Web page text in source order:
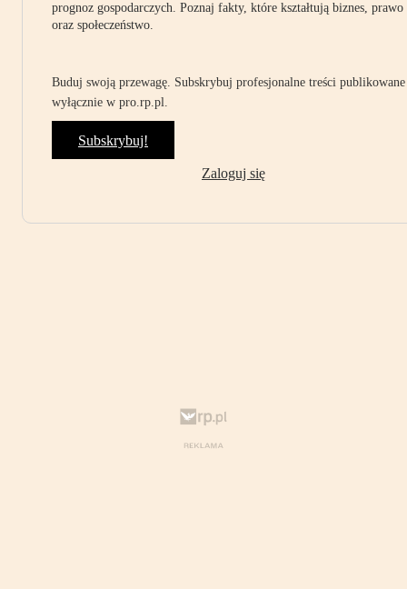
prognoz gospodarczych. Poznaj fakty, które kształtują biznes, prawo
oraz społeczeństwo.
Buduj swoją przewagę. Subskrybuj profesjonalne treści publikowane
wyłącznie w pro.rp.pl.
Subskrybuj!
Zaloguj się